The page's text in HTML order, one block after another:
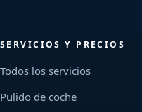
SERVICIOS Y PRECIOS
Todos los servicios
Pulido de coche